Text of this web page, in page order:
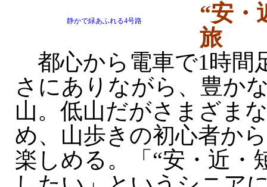
静かで緑あふれる4号路
“安・
旅
都心から電車で1時間
さにありながら、豊か
山。低山だがさまざま
め、山歩きの初心者か
楽しめる。「“安・近・